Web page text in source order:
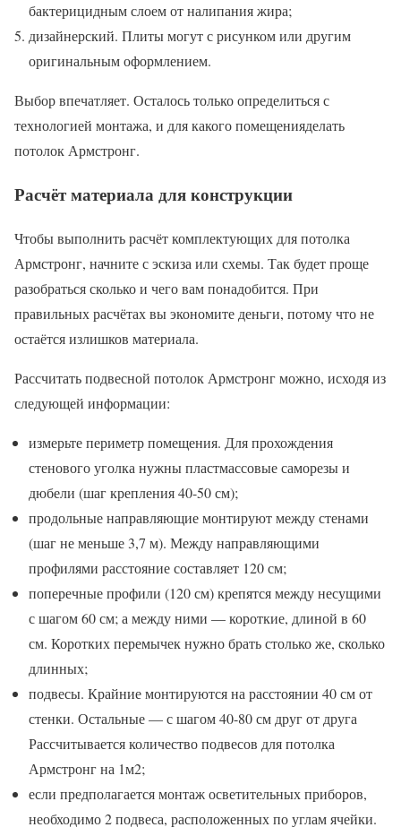
бактерицидным слоем от налипания жира;
дизайнерский. Плиты могут с рисунком или другим
оригинальным оформлением.
Выбор впечатляет. Осталось только определиться с
технологией монтажа, и для какого помещенияделать
потолок Армстронг.
Расчёт материала для конструкции
Чтобы выполнить расчёт комплектующих для потолка
Армстронг, начните с эскиза или схемы. Так будет проще
разобраться сколько и чего вам понадобится. При
правильных расчётах вы экономите деньги, потому что не
остаётся излишков материала.
Рассчитать подвесной потолок Армстронг можно, исходя из
следующей информации:
измерьте периметр помещения. Для прохождения
стенового уголка нужны пластмассовые саморезы и
дюбели (шаг крепления 40-50 см);
продольные направляющие монтируют между стенами
(шаг не меньше 3,7 м). Между направляющими
профилями расстояние составляет 120 см;
поперечные профили (120 см) крепятся между несущими
с шагом 60 см; а между ними — короткие, длиной в 60
см. Коротких перемычек нужно брать столько же, сколько
длинных;
подвесы. Крайние монтируются на расстоянии 40 см от
стенки. Остальные — с шагом 40-80 см друг от друга
Рассчитывается количество подвесов для потолка
Армстронг на 1м2;
если предполагается монтаж осветительных приборов,
необходимо 2 подвеса, расположенных по углам ячейки.